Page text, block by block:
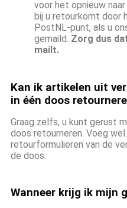
voor het opnieuw
bij u retourkomt door
PostNL-punt, als u
gemaild. Zorg dus
mailt.
Kan ik artikelen uit
in één doos
Graag zelfs, u kunt gerust
doos retourneren. Voeg
retourformulieren van de
de doos.
Wanneer krijg ik mijn